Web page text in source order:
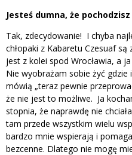
Jesteś dumna, że
Tak, zdecydowanie! I chyba
chłopaki z Kabaretu Czesuaf
jest z kolei spod Wrocławia, a
Nie wyobrażam sobie żyć
mówią „teraz pewnie
że nie jest to możliwe. Ja
stopnia, że naprawdę nie
tam przede wszystkim wielu
bardzo mnie wspierają i
bezcenne. Dlatego nie mogę